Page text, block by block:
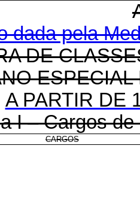
dada pela
DE
A PARTIR DE
I – Cargos
CARGOS